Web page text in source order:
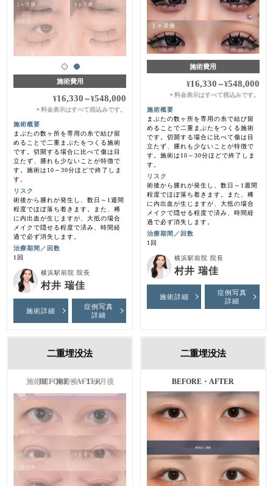
施術費用
¥16,330 ～¥548,000
＊料金表示はすべて税込みです。
施術概要
まぶたの数ヶ所を専用の糸で結び留
めることで二重まぶたをつくる施術
です。切開する場合に比べて傷は目
立たず、腫れも少ないことが特徴で
す。施術は10～30分ほどで終了しま
す。
リスク
術後から腫れが発生し、数日～1週間
程度でほぼ落ち着きます。また、稀
に内出血が生じますが、大抵の場合
メイクで隠せる程度で済み、時間経
過で必ず消失します。
治療期間／回数
1回
横浜駅前院 院長
村井 瑞佳
施術詳細
症例写真
詳細
施術費用
¥16,330 ～¥548,000
＊ 料金表示はすべて税込みです。
施術概要
まぶたの数ヶ所を専用の糸で結び留
めることで二重まぶたをつくる施術
です。切開する場合に比べて傷は目
立たず、腫れも少ないことが特徴で
す。施術は10～30分ほどで終了しま
す。
リスク
術後から腫れが発生し、数日～1週間
程度でほぼ落ち着きます。また、稀
に内出血が生じますが、大抵の場合
メイクで隠せる程度で済み、時間経
過で必ず消失します。
治療期間／回数
1回
横浜駅前院 院長
村井 瑞佳
施術詳細
症例写真
詳細
二重埋没法
施術前・施術後・１ヶ月後
二重埋没法
BEFORE・AFTER